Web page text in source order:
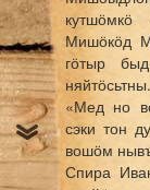
Мишӧкӧд
гӧтыр
«Мед но
сэки тон
вошӧм
Спира